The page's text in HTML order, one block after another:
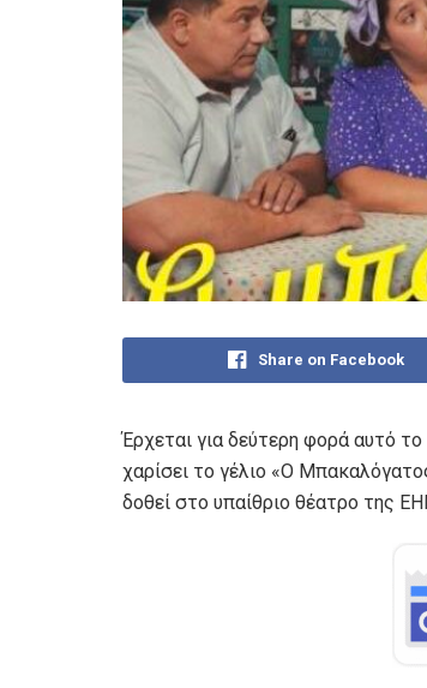
Share on Facebook
Έρχεται για δεύτερη φορά αυτό
χαρίσει το γέλιο «Ο
δοθεί στο υπαίθριο θέατρο της